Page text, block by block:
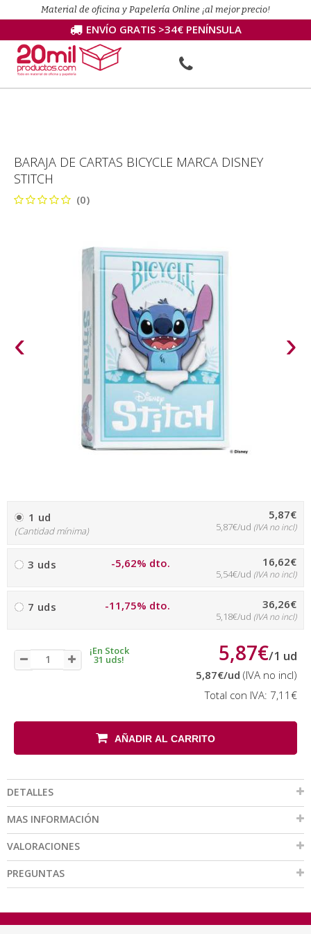
Material de oficina y Papelería Online ¡al mejor precio!
ENVÍO GRATIS >34€ PENÍNSULA
BARAJA DE CARTAS BICYCLE MARCA DISNEY
STITCH
(0)
‹ ›
1 ud
(Cantidad mínima)
5,87€
5,87€/ud (IVA no incl)
3 uds -5,62% dto. 16,62€
5,54€/ud (IVA no incl)
7 uds -11,75% dto. 36,26€
5,18€/ud (IVA no incl)
¡En Stock
31 uds! 5,87€/1 ud
5,87€/ud (IVA no incl)
Total con IVA: 7,11€
AÑADIR AL CARRITO
DETALLES
MAS INFORMACIÓN
VALORACIONES
PREGUNTAS